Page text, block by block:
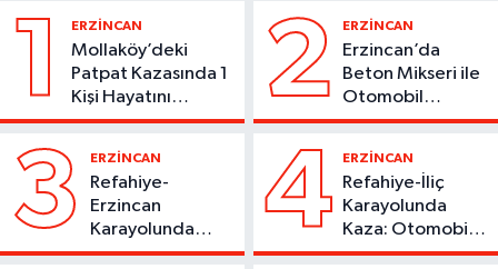
1 ERZİNCAN
Mollaköy’deki
Patpat Kazasında 1
Kişi Hayatını
Kaybetti
2 ERZİNCAN
Erzincan’da
Beton Mikseri ile
Otomobil
Çarpıştı
3 ERZİNCAN
Refahiye-
Erzincan
Karayolunda
Kaza: Otomobil
4 ERZİNCAN
Refahiye-İliç
Karayolunda
Kaza: Otomobil
Yoldan Çıktı, 6